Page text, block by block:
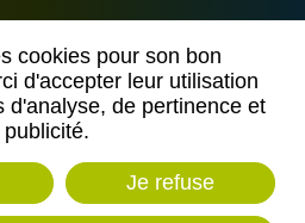
cookies pour son bon
d'accepter leur utilisation
d'analyse, de pertinence et
publicité.
Je refuse
LES NANCY
nous